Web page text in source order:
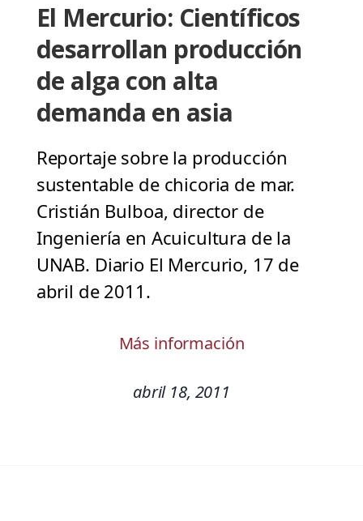
El Mercurio: Científicos
desarrollan producción
de alga con alta
demanda en asia
Reportaje sobre la producción
sustentable de chicoria de mar.
Cristián Bulboa, director de
Ingeniería en Acuicultura de la
UNAB. Diario El Mercurio, 17 de
abril de 2011.
Más información
abril 18, 2011